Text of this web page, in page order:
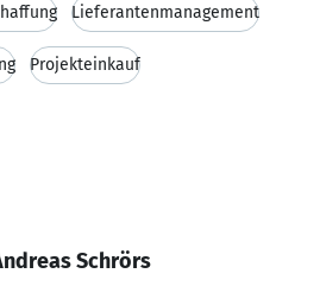
Lieferantenmanagement
Projekteinkauf
Schrörs